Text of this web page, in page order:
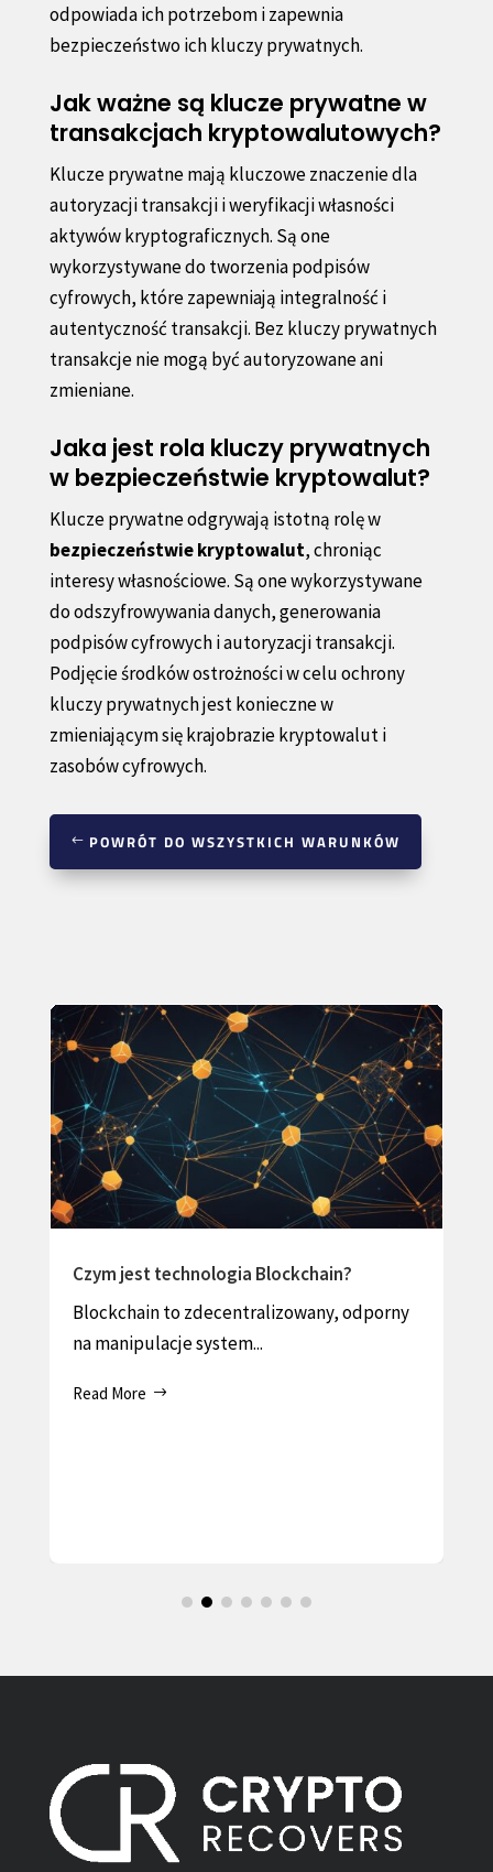
odpowiada ich potrzebom i zapewnia
bezpieczeństwo ich kluczy prywatnych.
Jak ważne są klucze prywatne w
transakcjach kryptowalutowych?
Klucze prywatne mają kluczowe znaczenie dla
autoryzacji transakcji i weryfikacji własności
aktywów kryptograficznych. Są one
wykorzystywane do tworzenia podpisów
cyfrowych, które zapewniają integralność i
autentyczność transakcji. Bez kluczy prywatnych
transakcje nie mogą być autoryzowane ani
zmieniane.
Jaka jest rola kluczy prywatnych
w bezpieczeństwie kryptowalut?
Klucze prywatne odgrywają istotną rolę w
bezpieczeństwie kryptowalut, chroniąc
interesy własnościowe. Są one wykorzystywane
do odszyfrowywania danych, generowania
podpisów cyfrowych i autoryzacji transakcji.
Podjęcie środków ostrożności w celu ochrony
kluczy prywatnych jest konieczne w
zmieniającym się krajobrazie kryptowalut i
zasobów cyfrowych.
POWRÓT DO WSZYSTKICH WARUNKÓW
Czym jest Ethereum?
Ethereum to zdecentralizowana platforma
blockchain, która umożliwia...
Read More